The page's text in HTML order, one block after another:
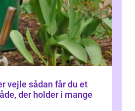
får du et
der holder i mange